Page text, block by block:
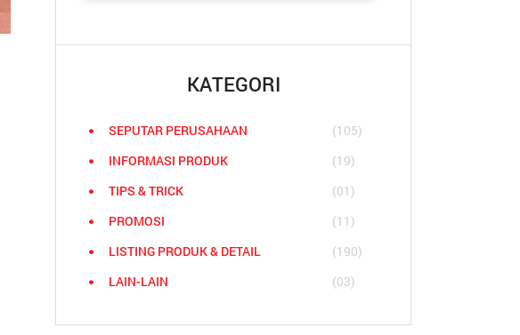
KATEGORI
SEPUTAR PERUSAHAAN
(105)
INFORMASI PRODUK
(19)
TIPS & TRICK
(01)
PROMOSI
(11)
LISTING PRODUK & DETAIL
(190)
LAIN-LAIN
(03)